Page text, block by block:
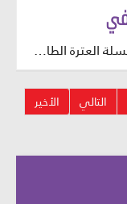
مسابقة الإمام الرضا (عليه السلام) - سلسلة العترة الطاهرة - مرحلة البراعم
التالي الأخير